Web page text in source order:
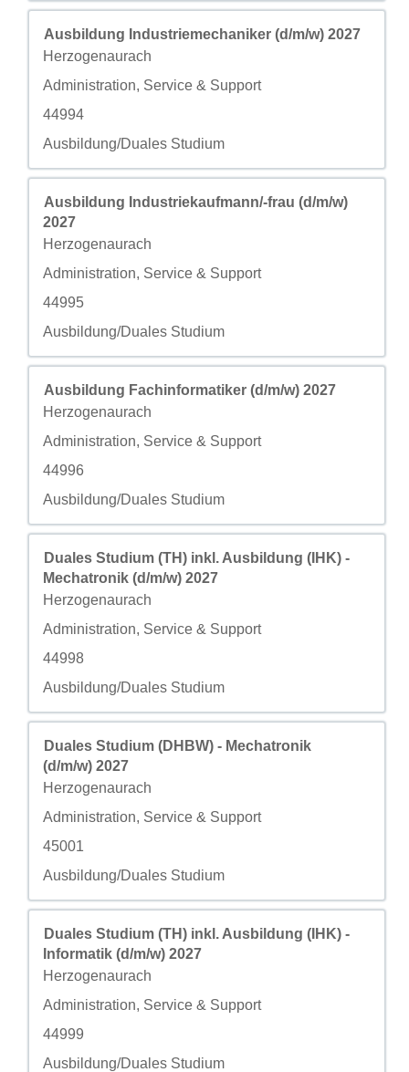
职务
Ausbildung Industriemechaniker (d/m/w) 2027
城市
Herzogenaurach
自定义字段 2
Administration, Service & Support
自定义字段 3
44994
自定义字段 4
Ausbildung/Duales Studium
使用空格键进行选择以查看职位信息的完整内容。
职务
Ausbildung Industriekaufmann/-frau (d/m/w)
2027
城市
Herzogenaurach
自定义字段 2
Administration, Service & Support
自定义字段 3
44995
自定义字段 4
Ausbildung/Duales Studium
使用空格键进行选择以查看职位信息的完整内容。
职务
Ausbildung Fachinformatiker (d/m/w) 2027
城市
Herzogenaurach
自定义字段 2
Administration, Service & Support
自定义字段 3
44996
自定义字段 4
Ausbildung/Duales Studium
使用空格键进行选择以查看职位信息的完整内容。
职务
Duales Studium (TH) inkl. Ausbildung (IHK) -
Mechatronik (d/m/w) 2027
城市
Herzogenaurach
自定义字段 2
Administration, Service & Support
自定义字段 3
44998
自定义字段 4
Ausbildung/Duales Studium
使用空格键进行选择以查看职位信息的完整内容。
职务
Duales Studium (DHBW) - Mechatronik
(d/m/w) 2027
城市
Herzogenaurach
自定义字段 2
Administration, Service & Support
自定义字段 3
45001
自定义字段 4
Ausbildung/Duales Studium
使用空格键进行选择以查看职位信息的完整内容。
职务
Duales Studium (TH) inkl. Ausbildung (IHK) -
Informatik (d/m/w) 2027
城市
Herzogenaurach
自定义字段 2
Administration, Service & Support
自定义字段 3
44999
自定义字段 4
Ausbildung/Duales Studium
使用空格键进行选择以查看职位信息的完整内容。